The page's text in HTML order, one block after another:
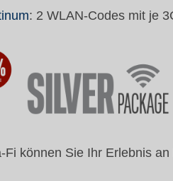
: 2 WLAN-Codes mit je
Fi können Sie Ihr Erlebnis